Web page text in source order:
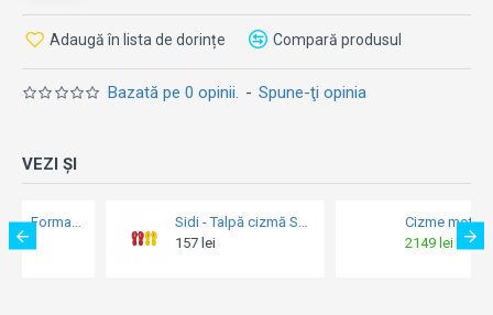
Bazată pe 0 opinii. - Spune-ţi opinia
Adaugă în lista de dorințe Compară produsul
VEZI ȘI
Sidi - Talpă cizmă Supermoto SRS
157 lei
Cizme moto MX/Enduro - Sidi Crossair Black Black 24
2522 lei